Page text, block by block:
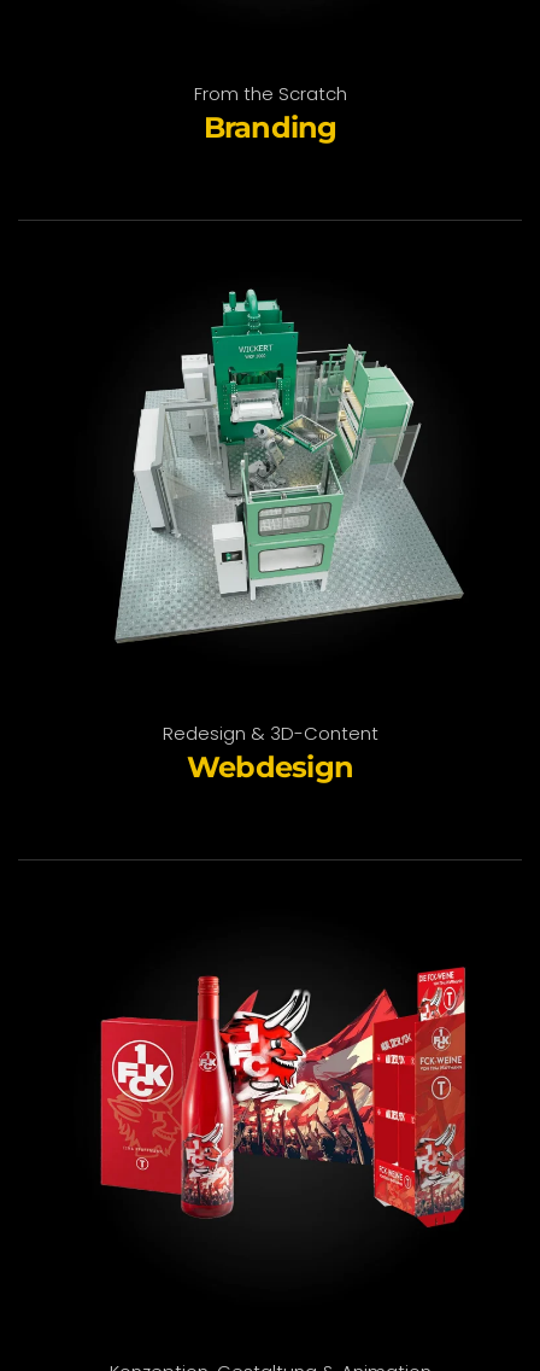
From the Scratch
Branding
Redesign & 3D-Content
Webdesign